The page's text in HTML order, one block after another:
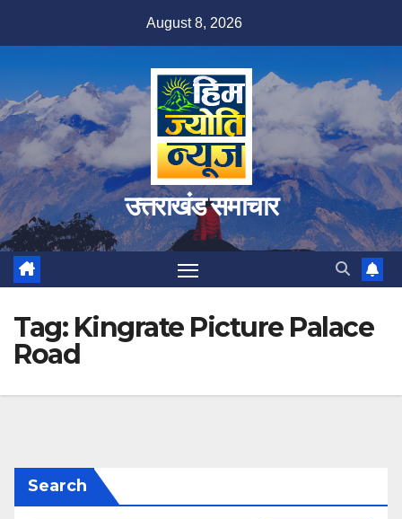
August 8, 2026
उत्तराखंड समाचार
Tag: Kingrate Picture Palace
Road
Search